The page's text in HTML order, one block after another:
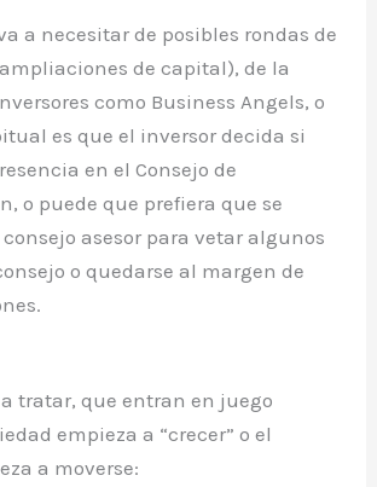
a necesitar de posibles rondas de
de capital), de la
como Business Angels, o
es que el inversor decida si
en el Consejo de
o puede que prefiera que se
asesor para vetar algunos
o quedarse al margen de
tratar, que entran en juego
empieza a “crecer” o el
a moverse: